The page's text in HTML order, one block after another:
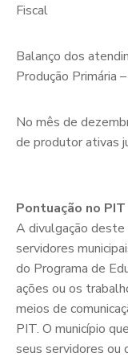
Fiscal
Balanço dos
Produção Primária
No mês de
de produtor ativas
Pontuação no PIT
A divulgação
servidores
do Programa de
ações ou os
meios de
PIT. O município
seus servidores ou